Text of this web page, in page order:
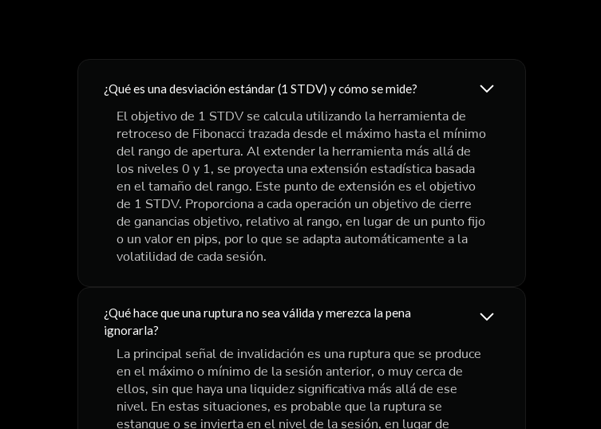
¿Qué es una desviación estándar (1 STDV) y cómo se mide?
El objetivo de 1 STDV se calcula utilizando la herramienta de
retroceso de Fibonacci trazada desde el máximo hasta el mínimo
del rango de apertura. Al extender la herramienta más allá de
los niveles 0 y 1, se proyecta una extensión estadística basada
en el tamaño del rango. Este punto de extensión es el objetivo
de 1 STDV. Proporciona a cada operación un objetivo de cierre
de ganancias objetivo, relativo al rango, en lugar de un punto fijo
o un valor en pips, por lo que se adapta automáticamente a la
volatilidad de cada sesión.
¿Qué hace que una ruptura no sea válida y merezca la pena
ignorarla?
La principal señal de invalidación es una ruptura que se produce
en el máximo o mínimo de la sesión anterior, o muy cerca de
ellos, sin que haya una liquidez significativa más allá de ese
nivel. En estas situaciones, es probable que la ruptura se
estanque o se invierta en el nivel de la sesión, en lugar de